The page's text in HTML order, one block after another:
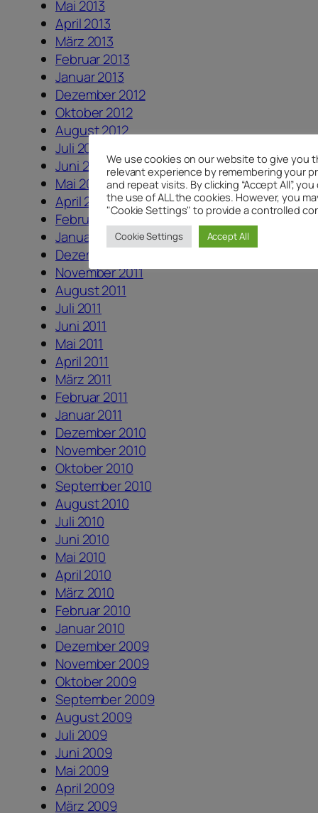
Mai 2013
April 2013
März 2013
Februar 2013
Januar 2013
Dezember 2012
Oktober 2012
August 2012
Juli 2012
Juni 2012
Mai 2012
April 2012
Februar 2012
Januar 2012
Dezember 2011
November 2011
August 2011
Juli 2011
Juni 2011
Mai 2011
April 2011
März 2011
Februar 2011
Januar 2011
Dezember 2010
November 2010
Oktober 2010
September 2010
August 2010
Juli 2010
Juni 2010
Mai 2010
April 2010
März 2010
Februar 2010
Januar 2010
Dezember 2009
November 2009
Oktober 2009
September 2009
August 2009
Juli 2009
Juni 2009
Mai 2009
April 2009
März 2009
We use cookies on our website to give you
relevant experience by remembering your
and repeat visits. By clicking “Accept All”,
the use of ALL the cookies. However, you
"Cookie Settings" to provide a controlled
Cookie Settings Accept All